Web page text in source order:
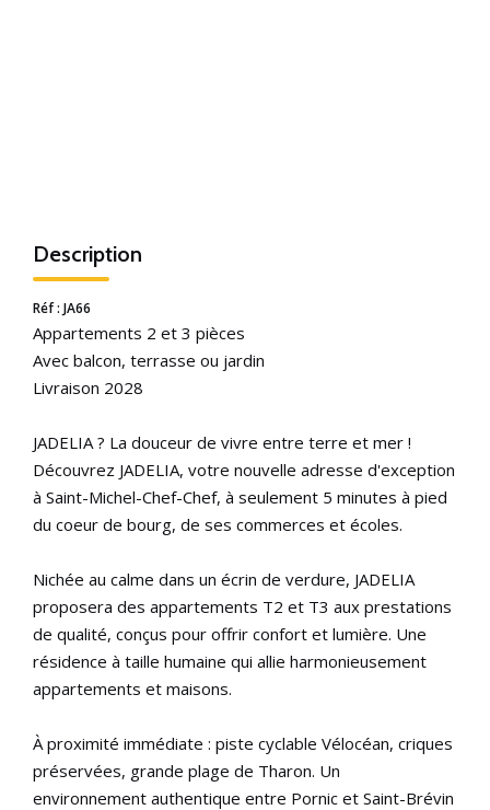
Description
Réf : JA66
Appartements 2 et 3 pièces
Avec balcon, terrasse ou jardin
Livraison 2028
JADELIA ? La douceur de vivre entre terre et mer !
Découvrez JADELIA, votre nouvelle adresse d'exception
à Saint-Michel-Chef-Chef, à seulement 5 minutes à pied
du coeur de bourg, de ses commerces et écoles.
Nichée au calme dans un écrin de verdure, JADELIA
proposera des appartements T2 et T3 aux prestations
de qualité, conçus pour offrir confort et lumière. Une
résidence à taille humaine qui allie harmonieusement
appartements et maisons.
À proximité immédiate : piste cyclable Vélocéan, criques
préservées, grande plage de Tharon. Un
environnement authentique entre Pornic et Saint-Brévin